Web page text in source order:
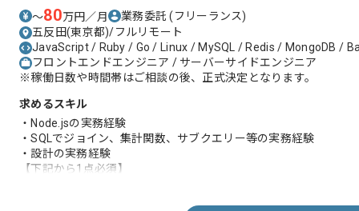
〜80万円／月 業務委託(フリーランス)
五反田(東京都)/フルリモート
JavaScript / Ruby / Go / Linux / MySQL / Redis / MongoDB /
フロントエンドエンジニア / サーバーサイドエンジニア
※稼働日数や時間帯はご相談の後、正式決定となります。
求めるスキル
・Node.jsの実務経験
・SQLでジョイン、集計関数、サブクエリー等の実務経験
・設計の実務経験
【下記から1点必須】